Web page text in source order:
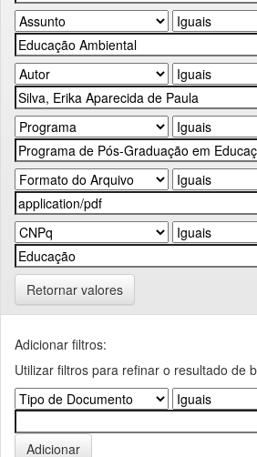
Retornar valores
Adicionar filtros:
Utilizar filtros para refinar o resultado de